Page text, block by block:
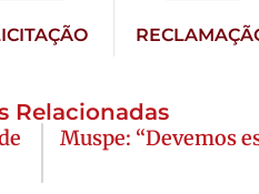
Relacionadas
Muspe: “Devemos